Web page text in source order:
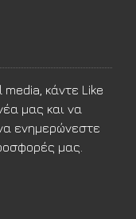
κάντε Like
μας και να
ενημερώνεστε
μας.